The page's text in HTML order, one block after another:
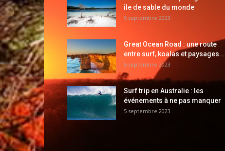
île de sable du monde
5 septembre 2023
Great Ocean Road : une route
entre surf, koalas et paysages...
5 septembre 2023
Surf trip en Australie : les
événements à ne pas manquer
5 septembre 2023